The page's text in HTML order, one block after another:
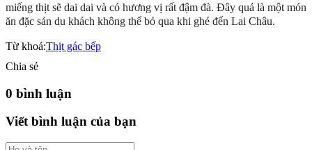
miếng thịt sẽ dai dai và có hương vị rất đậm đà. Đây quả là một món
ăn đặc sản du khách không thể bỏ qua khi ghé đến Lai Châu.
Từ khoá:Thịt gác bếp
Chia sẻ
0 bình luận
Viết bình luận của bạn